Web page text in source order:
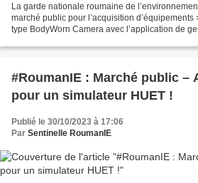
La garde nationale roumaine de
marché public pour l’acquisition d’équipements
type BodyWorn Camera avec l’application de
#RoumanIE : Marché public –
pour un simulateur HUET !
Publié le 30/10/2023 à 17:06
Par Sentinelle RoumanIE